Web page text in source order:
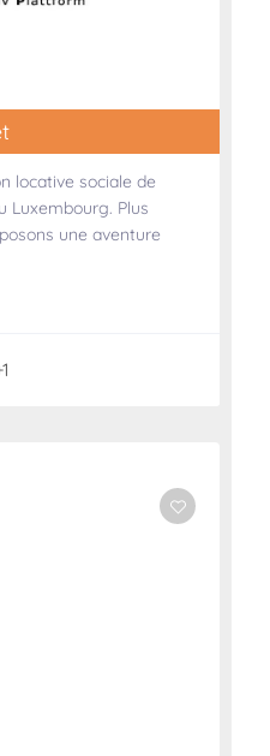
locative sociale de
Luxembourg. Plus
une aventure